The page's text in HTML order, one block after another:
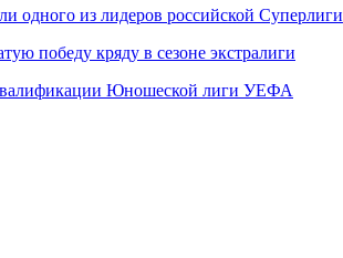
одного из лидеров российской Суперлиги
победу кряду в сезоне экстралиги
Юношеской лиги УЕФА